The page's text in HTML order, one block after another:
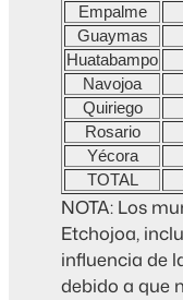
Empalme
Guaymas
Huatabampo
Navojoa
Quiriego
Rosario
Yécora
TOTAL
NOTA: Los
Etchojoa,
influencia de
debido a que